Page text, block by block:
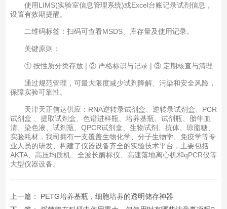
使用LIMS(实验室信息管理系统)或Excel台账记录试剂信息，
设置有效期提醒。
二维码标签：扫码可查看MSDS、库存量及使用记录。
关键原则：
① 按性质分类存放 | ② 严格标识与记录 | ③ 定期核查与清理
通过规范管理，可最大限度减少试剂降解、污染和安全风险，
保障实验可靠性。
天津天正信达供应：RNA逆转录试剂盒、逆转录试剂盒、PCR
试剂盒 、提取试剂盒、色谱进样瓶、培养基瓶、试剂瓶、胎牛血
清、染色液、试剂瓶、QPCR试剂盒、生物试剂、抗体、琼脂糖、
实验耗材，我司拥有一支覆盖生物化学、分子生物学、免疫学等专
业人员的研发、构建了仪器设备齐全的实验技术平台，主要包括
AKTA、高压均质机、全波长酶标仪、高速落地离心机和qPCR仪等
大型仪器设备。
上一篇： PETG培养基瓶，细胞培养的透明储存神器